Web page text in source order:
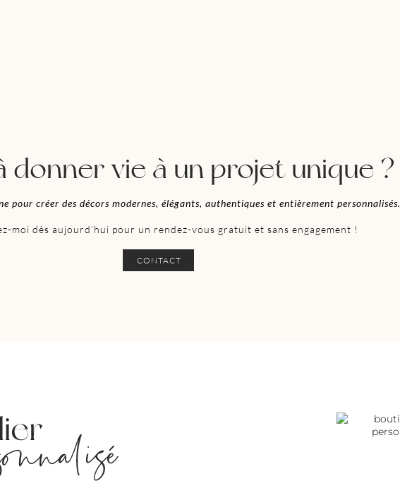
donner vie à un projet unique ?
pour créer des décors modernes, élégants, authentiques et entièrement personnalisés.
moi dès aujourd’hui pour un rendez-vous gratuit et sans engagement !
CONTACT